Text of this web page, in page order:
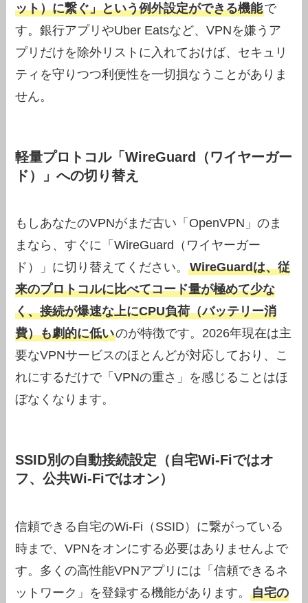
ット）に繋ぐ」という例外設定ができる機能で
す。銀行アプリやUber Eatsなど、VPNを嫌うア
プリだけを除外リストに入れておけば、セキュリ
ティを守りつつ利便性を一切損なうことがありま
せん。
軽量プロトコル「WireGuard（ワイヤーガー
ド）」への切り替え
もしあなたのVPNがまだ古い「OpenVPN」のま
まなら、すぐに「WireGuard（ワイヤーガー
ド）」に切り替えてください。WireGuardは、従
来のプロトコルに比べてコード量が極めて少な
く、接続が爆速な上にCPU負荷（バッテリー消
費）も劇的に低いのが特徴です。2026年現在は主
要なVPNサービスのほとんどが対応しており、こ
れにするだけで「VPNの重さ」を感じることはほ
ぼなくなります。
SSID別の自動接続設定（自宅Wi-Fiではオ
フ、公共Wi-Fiではオン）
信頼できる自宅のWi-Fi（SSID）に繋がっている
時まで、VPNをオンにする必要はありませんよで
す。多くの高性能VPNアプリには「信頼できるネ
ットワーク」を登録する機能があります。自宅の